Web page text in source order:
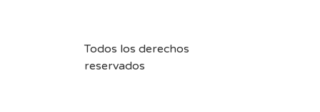
Todos los derechos
reservados